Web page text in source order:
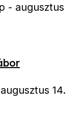
- augusztus
augusztus 14.